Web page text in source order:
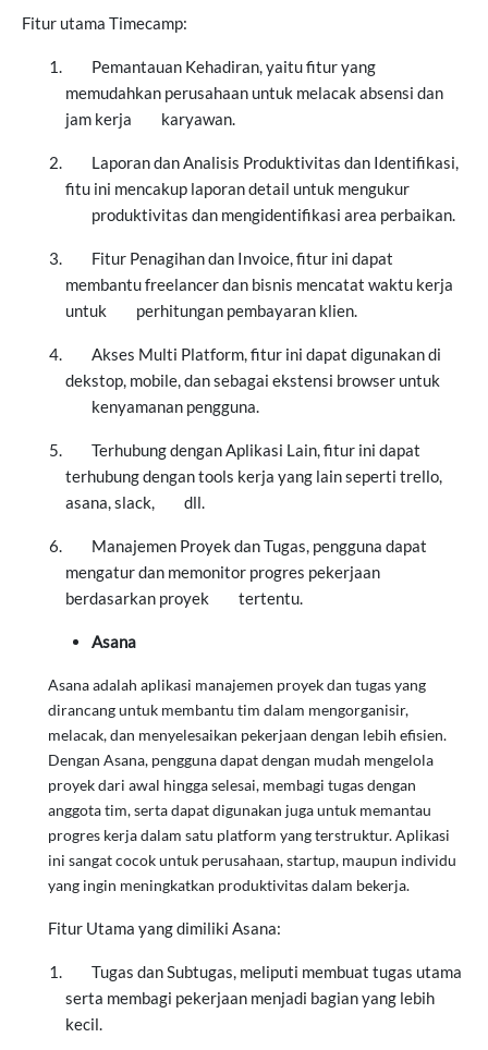
Fitur utama Timecamp:
Pemantauan Kehadiran, yaitu fitur yang
memudahkan perusahaan untuk melacak absensi dan
jam kerja
karyawan.
Laporan dan Analisis Produktivitas dan Identifikasi,
fitu ini mencakup laporan detail untuk mengukur
produktivitas dan mengidentifikasi area perbaikan.
Fitur Penagihan dan Invoice, fitur ini dapat
membantu freelancer dan bisnis mencatat waktu kerja
untuk
perhitungan pembayaran klien.
Akses Multi Platform, fitur ini dapat digunakan di
dekstop, mobile, dan sebagai ekstensi browser untuk
kenyamanan pengguna.
Terhubung dengan Aplikasi Lain, fitur ini dapat
terhubung dengan tools kerja yang lain seperti trello,
asana, slack,
dll.
Manajemen Proyek dan Tugas, pengguna dapat
mengatur dan memonitor progres pekerjaan
berdasarkan proyek
tertentu.
Asana
Asanaadalah aplikasi manajemen proyek dan tugas yang
dirancang untuk membantu tim dalam mengorganisir,
melacak, dan menyelesaikan pekerjaan dengan lebih efisien.
Dengan Asana, pengguna dapat dengan mudah mengelola
proyek dari awal hingga selesai, membagi tugas dengan
anggota tim, serta dapat digunakan juga untuk memantau
progres kerja dalam satu platform yang terstruktur. Aplikasi
ini sangat cocok untuk perusahaan, startup, maupun individu
yang ingin meningkatkan produktivitas dalam bekerja.
Fitur Utama yang dimiliki Asana:
Tugas dan Subtugas, meliputi membuat tugas utama
serta membagi pekerjaan menjadi bagian yang lebih
kecil.